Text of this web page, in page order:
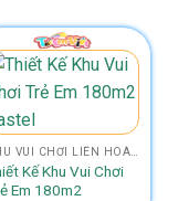
KHU VUI CHƠI LIÊN HOÀN SIZE 150M2 - 200M2
Kế Khu Vui Chơi
Em 180m2